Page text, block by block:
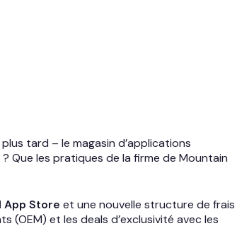
tard – le magasin d’applications
Que les pratiques de la firme de Mountain
App Store et une nouvelle structure de frais
et les deals d’exclusivité avec les